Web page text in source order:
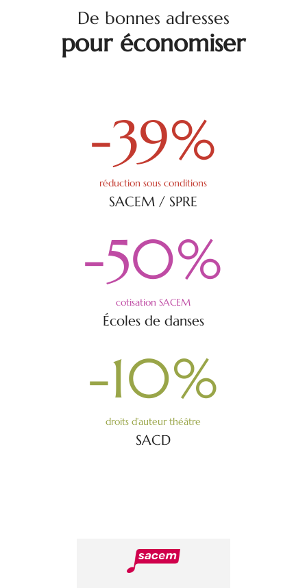
De bonnes adresses
pour économiser
-39%
réduction sous conditions
SACEM / SPRE
-50%
cotisation SACEM
Écoles de danses
-10%
droits d’auteur théâtre
SACD